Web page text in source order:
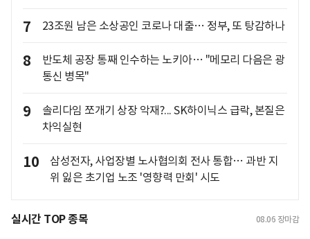
7 23조원 남은 소상공인 코로나 대출… 정부, 또 탕감하나
8
반도체 공장 통째 인수하는 노키아… "메모리 다음은 광
통신 병목"
9
솔리다임 쪼개기 상장 악재?... SK하이닉스 급락, 본질은
차익실현
10
삼성전자, 사업장별 노사협의회 전사 통합… 과반 지
위 잃은 초기업 노조 '영향력 만회' 시도
실시간 TOP 종목 08.06 장마감